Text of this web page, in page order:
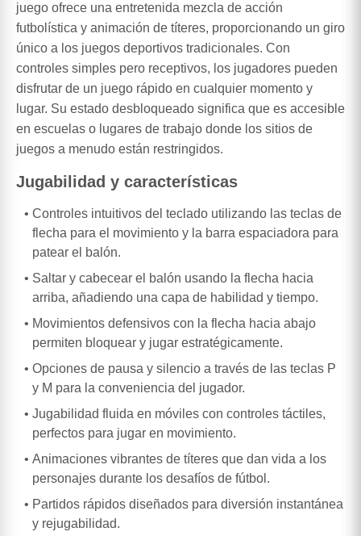
juego ofrece una entretenida mezcla de acción
futbolística y animación de títeres, proporcionando un giro
único a los juegos deportivos tradicionales. Con
controles simples pero receptivos, los jugadores pueden
disfrutar de un juego rápido en cualquier momento y
lugar. Su estado desbloqueado significa que es accesible
en escuelas o lugares de trabajo donde los sitios de
juegos a menudo están restringidos.
Jugabilidad y características
Controles intuitivos del teclado utilizando las teclas de
flecha para el movimiento y la barra espaciadora para
patear el balón.
Saltar y cabecear el balón usando la flecha hacia
arriba, añadiendo una capa de habilidad y tiempo.
Movimientos defensivos con la flecha hacia abajo
permiten bloquear y jugar estratégicamente.
Opciones de pausa y silencio a través de las teclas P
y M para la conveniencia del jugador.
Jugabilidad fluida en móviles con controles táctiles,
perfectos para jugar en movimiento.
Animaciones vibrantes de títeres que dan vida a los
personajes durante los desafíos de fútbol.
Partidos rápidos diseñados para diversión instantánea
y rejugabilidad.